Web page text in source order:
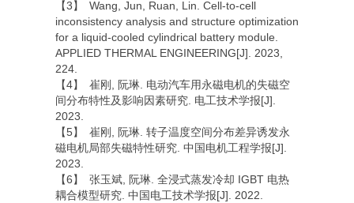
【3】 Wang, Jun, Ruan, Lin. Cell-to-cell
inconsistency analysis and structure optimization
for a liquid-cooled cylindrical battery module.
APPLIED THERMAL ENGINEERING[J]. 2023,
224.
【4】 崔刚, 阮琳. 电动汽车用永磁电机的失磁空
间分布特性及影响因素研究. 电工技术学报[J].
2023.
【5】 崔刚, 阮琳. 转子温度空间分布差异诱发永
磁电机局部失磁特性研究. 中国电机工程学报[J].
2023.
【6】 张玉斌, 阮琳. 全浸式蒸发冷却 IGBT 电热
耦合模型研究. 中国电工技术学报[J]. 2022.